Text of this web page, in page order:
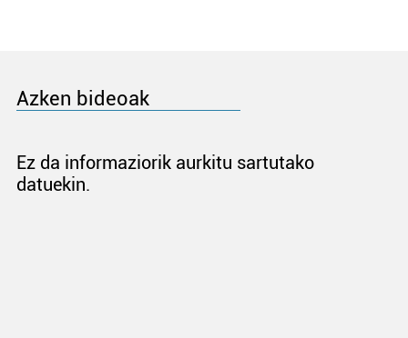
Azken bideoak
Ez da informaziorik aurkitu sartutako
datuekin.